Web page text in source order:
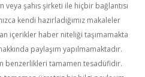
şahıs şirketi ile hiçbir bağlantısı
kendi hazırladığımız makaleler
içerikler haber niteliği taşımamakta
paylaşım yapılmamaktadır.
benzerlikleri tamamen tesadüfidir.